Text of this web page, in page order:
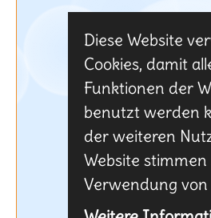
Diese Website
Cookies, damit
Funktionen der
benutzt werden
der weiteren
Website stimmen
Verwendung von